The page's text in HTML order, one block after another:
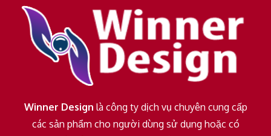
Winner Design là công ty dịch vụ chuyên cung cấp
các sản phẩm cho người dùng sử dụng hoặc có